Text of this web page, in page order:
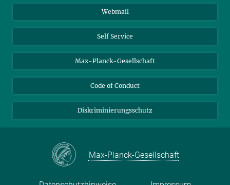
Kolloidchemie
Nachhaltige und Bio-inspirierte Materialien
Webmail
Self Service
Max-Planck-Gesellschaft
Code of Conduct
Diskriminierungsschutz
Max-Planck-Gesellschaft